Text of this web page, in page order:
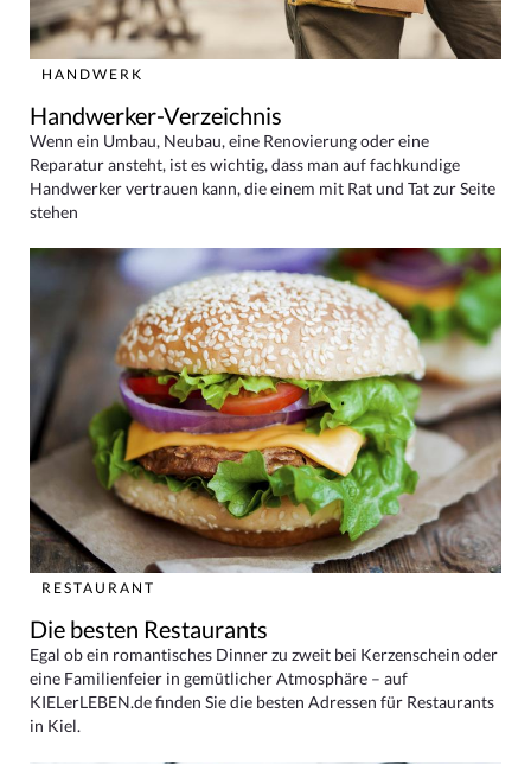
HANDWERK
Handwerker-Verzeichnis
Wenn ein Umbau, Neubau, eine Renovierung oder eine
Reparatur ansteht, ist es wichtig, dass man auf fachkundige
Handwerker vertrauen kann, die einem mit Rat und Tat zur Seite
stehen
RESTAURANT
Die besten Restaurants
Egal ob ein romantisches Dinner zu zweit bei Kerzenschein oder
eine Familienfeier in gemütlicher Atmosphäre – auf
KIELerLEBEN.de finden Sie die besten Adressen für Restaurants
in Kiel.